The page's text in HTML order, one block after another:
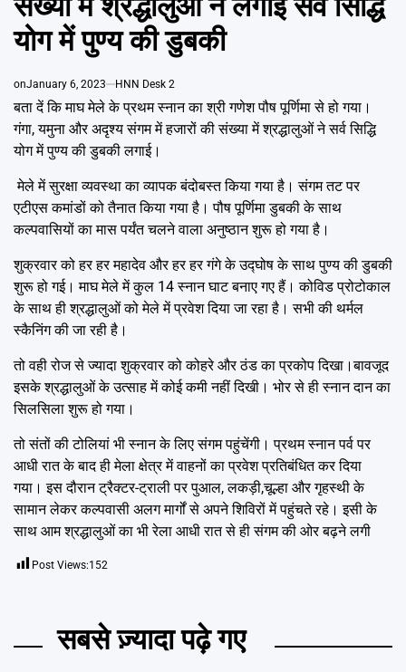
योग में पुण्य की डुबकी
onJanuary 6, 2023 HNN Desk 2
बता दें कि माघ मेले के प्रथम स्नान का श्री गणेश पौष पूर्णिमा से हो गया।
गंगा, यमुना और अदृश्य संगम में हजारों की संख्या में श्रद्धालुओं ने सर्व सिद्धि
योग में पुण्य की डुबकी लगाई।
मेले में सुरक्षा व्यवस्था का व्यापक बंदोबस्त किया गया है। संगम तट पर
एटीएस कमांडों को तैनात किया गया है। पौष पूर्णिमा डुबकी के साथ
कल्पवासियों का मास पर्यंत चलने वाला अनुष्ठान शुरू हो गया है।
शुक्रवार को हर हर महादेव और हर हर गंगे के उद्घोष के साथ पुण्य की डुबकी
शुरू हो गई। माघ मेले में कुल 14 स्नान घाट बनाए गए हैं। कोविड प्रोटोकाल
के साथ ही श्रद्धालुओं को मेले में प्रवेश दिया जा रहा है। सभी की थर्मल
स्कैनिंग की जा रही है।
तो वही रोज से ज्यादा शुक्रवार को कोहरे और ठंड का प्रकोप दिखा।बावजूद
इसके श्रद्धालुओं के उत्साह में कोई कमी नहीं दिखी। भोर से ही स्नान दान का
सिलसिला शुरू हो गया।
तो संतों की टोलियां भी स्नान के लिए संगम पहुंचेंगी। प्रथम स्नान पर्व पर
आधी रात के बाद ही मेला क्षेत्र में वाहनों का प्रवेश प्रतिबंधित कर दिया
गया। इस दौरान ट्रैक्टर-ट्राली पर पुआल, लकड़ी,चूल्हा और गृहस्थी के
सामान लेकर कल्पवासी अलग मार्गों से अपने शिविरों में पहुंचते रहे। इसी के
साथ आम श्रद्धालुओं का भी रेला आधी रात से ही संगम की ओर बढ़ने लगी
Post Views:152
सबसे ज़्यादा पढ़े गए